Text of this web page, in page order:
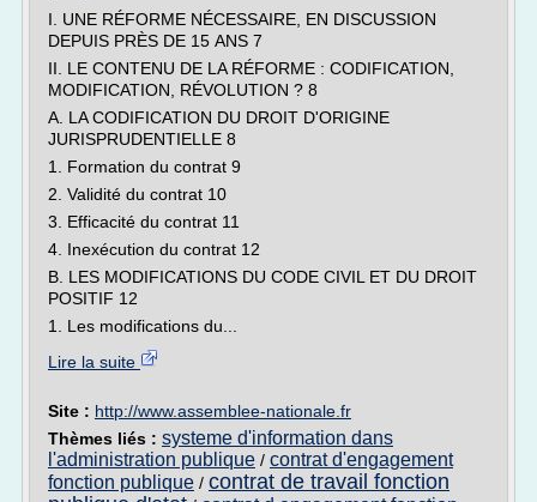
I. UNE RÉFORME NÉCESSAIRE, EN DISCUSSION
DEPUIS PRÈS DE 15 ANS 7
II. LE CONTENU DE LA RÉFORME : CODIFICATION,
MODIFICATION, RÉVOLUTION ? 8
A. LA CODIFICATION DU DROIT D'ORIGINE
JURISPRUDENTIELLE 8
1. Formation du contrat 9
2. Validité du contrat 10
3. Efficacité du contrat 11
4. Inexécution du contrat 12
B. LES MODIFICATIONS DU CODE CIVIL ET DU DROIT
POSITIF 12
1. Les modifications du...
Lire la suite
Site : http://www.assemblee-nationale.fr
Thèmes liés : systeme d'information dans
l'administration publique / contrat d'engagement
fonction publique / contrat de travail fonction